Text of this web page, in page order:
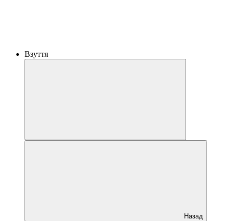
Взуття
Назад